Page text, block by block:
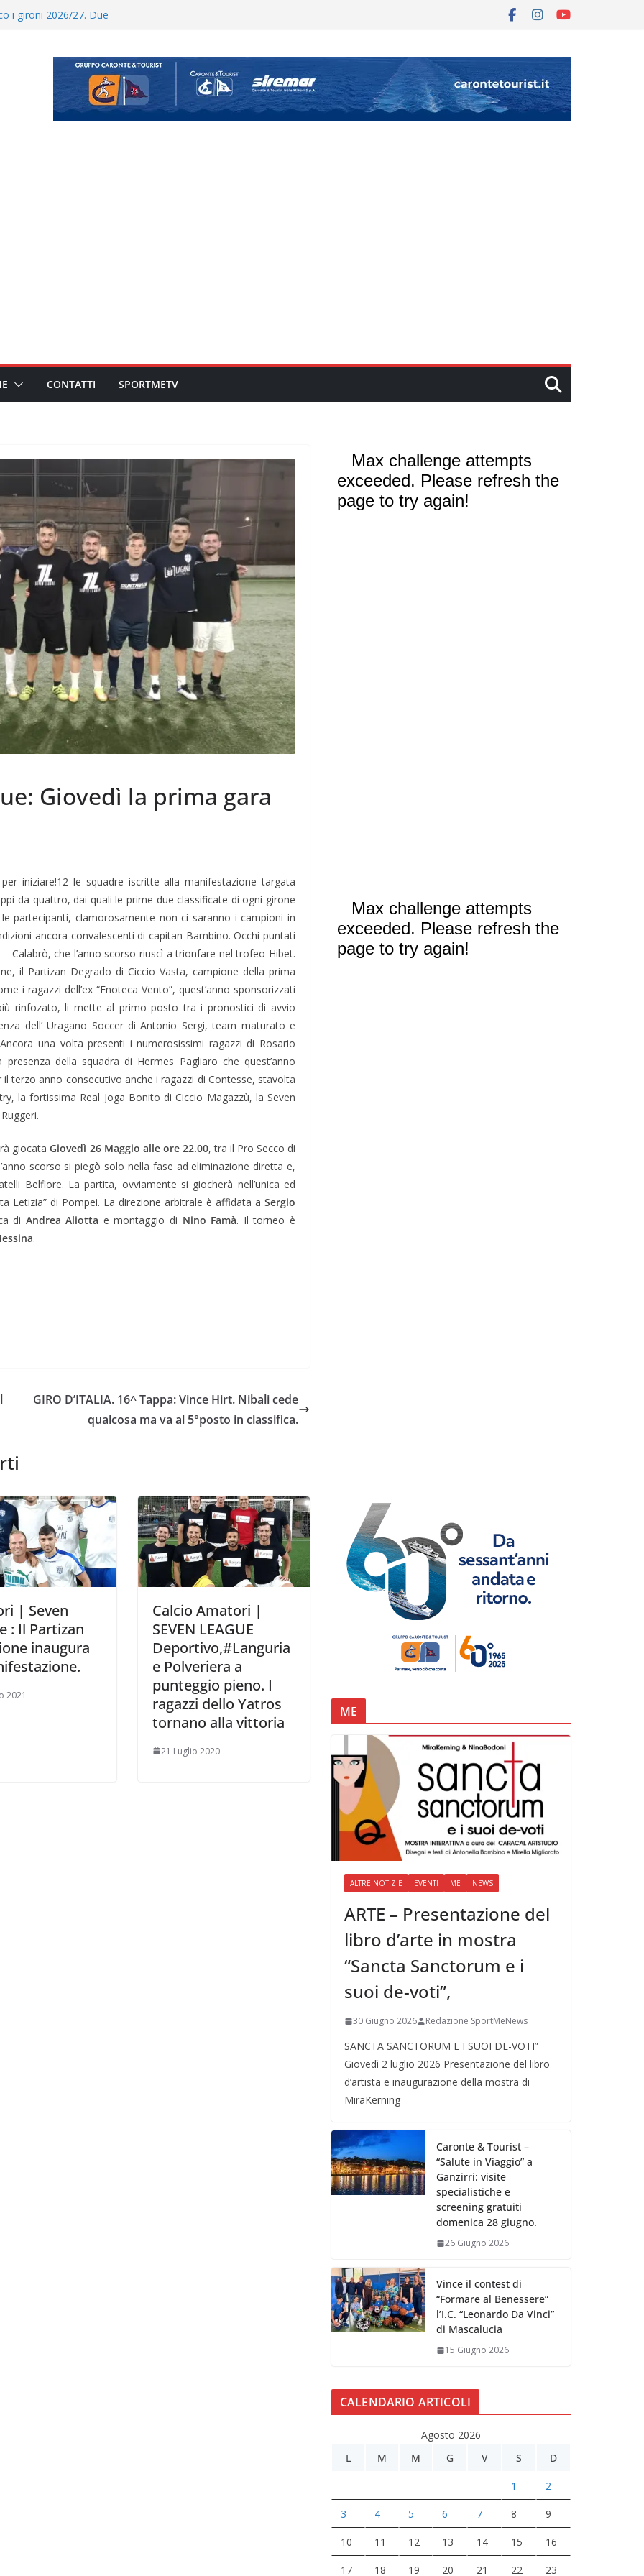
del girone I
i gironi 2026/27. Due
Tourè è un nuovo
colpo per il reparto arretrato:
CONTATTI SPORTMETV
Giovedì la prima gara
iniziare!12 le squadre iscritte alla manifestazione targata
da quattro, dai quali le prime due classificate di ogni girone
partecipanti, clamorosamente non ci saranno i campioni in
ancora convalescenti di capitan Bambino. Occhi puntati
Calabrò, che l’anno scorso riuscì a trionfare nel trofeo Hibet.
il Partizan Degrado di Ciccio Vasta, campione della prima
i ragazzi dell’ex “Enoteca Vento”, quest’anno sponsorizzati
rinfozato, li mette al primo posto tra i pronostici di avvio
dell’ Uragano Soccer di Antonio Sergi, team maturato e
una volta presenti i numerosissimi ragazzi di Rosario
della squadra di Hermes Pagliaro che quest’anno
terzo anno consecutivo anche i ragazzi di Contesse, stavolta
la fortissima Real Joga Bonito di Ciccio Magazzù, la Seven
giocataGiovedì 26 Maggio alle ore 22.00, tra il Pro Secco di
scorso si piegò solo nella fase ad eliminazione diretta e,
Belfiore. La partita, ovviamente si giocherà nell’unica ed
Letizia” di Pompei. La direzione arbitrale è affidata a Sergio
di Andrea Aliotta e montaggio di Nino Famà. Il torneo è
.
GIRO D’ITALIA. 16^ Tappa: Vince Hirt. Nibali cede
qualcosa ma va al 5°posto in classifica.
| Seven
: Il Partizan
inaugura
2021
Calcio Amatori |
SEVEN LEAGUE
Deportivo,#Languria
e Polveriera a
punteggio pieno. I
ragazzi dello Yatros
tornano alla vittoria
21 Luglio 2020
ME
ALTRE NOTIZIE EVENTI ME NEWS
ARTE – Presentazione del
libro d’arte in mostra
“Sancta Sanctorum e i
suoi de-voti”,
30 Giugno 2026 Redazione SportMeNews
SANCTA SANCTORUM E I SUOI DE-VOTI”
Giovedì 2 luglio 2026 Presentazione del libro
d’artista e inaugurazione della mostra di
MiraKerning
Caronte & Tourist –
“Salute in Viaggio” a
Ganzirri: visite
specialistiche e
screening gratuiti
domenica 28 giugno.
26 Giugno 2026
Vince il contest di
“Formare al Benessere”
l’I.C. “Leonardo Da Vinci”
di Mascalucia
15 Giugno 2026
CALENDARIO ARTICOLI
Agosto 2026
L
M M G V S D
1 2
3 4 5 6 7 8 9
10 11 12 13 14 15 16
17 18 19 20 21 22 23